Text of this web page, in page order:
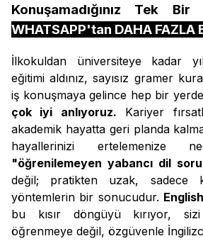
Konuşamadığınız Tek Bir
WHATSAPP'tan DAHA FAZLA
İlkokuldan üniversiteye kadar
eğitimi aldınız, sayısız gramer
iş konuşmaya gelince hep bir yerde
çok iyi anlıyoruz. Kariyer
akademik hayatta geri planda
hayallerinizi ertelemenize
"öğrenilemeyen yabancı dil
değil; pratikten uzak, sadece
yöntemlerin bir sonucudur.
bu kısır döngüyü kırıyor,
öğrenmeye değil, özgüvenle